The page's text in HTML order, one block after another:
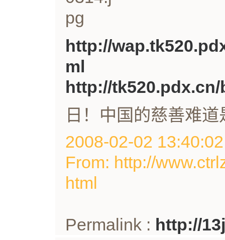
http://
ml
http://
日！中国的慈善难
2008-02-02
From: http://
html
Permalink : http://